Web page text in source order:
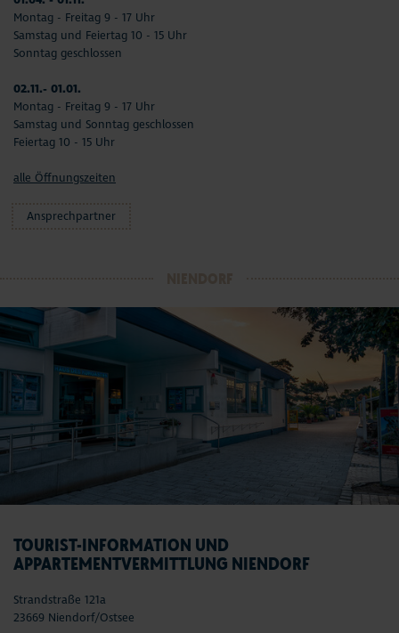
Montag - Freitag 9 - 17 Uhr
Samstag und Feiertag 10 - 15 Uhr
Sonntag geschlossen
02.11.- 01.01.
Montag - Freitag 9 - 17 Uhr
Samstag und Sonntag geschlossen
Feiertag 10 - 15 Uhr
alle Öffnungszeiten
Ansprechpartner
TOURIST-INFORMATION UND
APPARTEMENTVERMITTLUNG NIENDORF
Strandstraße 121a
23669 Niendorf/Ostsee